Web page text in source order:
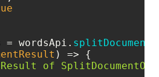
= wordsApi.
) => {
of